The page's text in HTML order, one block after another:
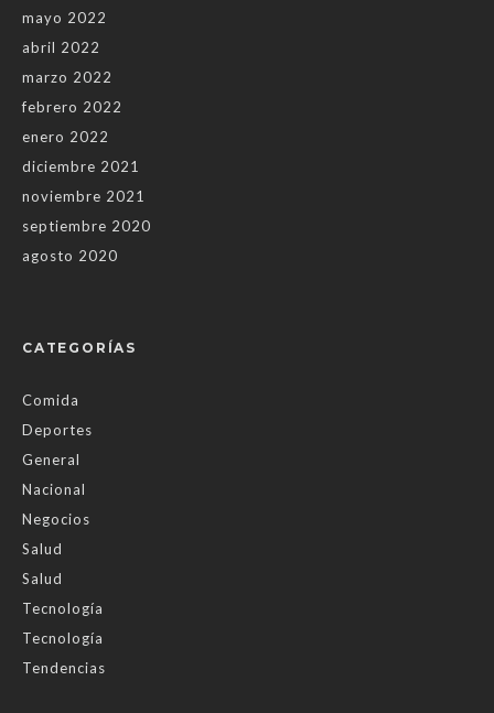
mayo 2022
abril 2022
marzo 2022
febrero 2022
enero 2022
diciembre 2021
noviembre 2021
septiembre 2020
agosto 2020
CATEGORÍAS
Comida
Deportes
General
Nacional
Negocios
Salud
Salud
Tecnología
Tecnología
Tendencias